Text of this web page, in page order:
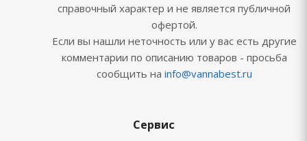
справочный характер и не является публичной
офертой.
Если вы нашли неточность или у вас есть другие
комментарии по описанию товаров - просьба
сообщить на info@vannabest.ru
Сервис